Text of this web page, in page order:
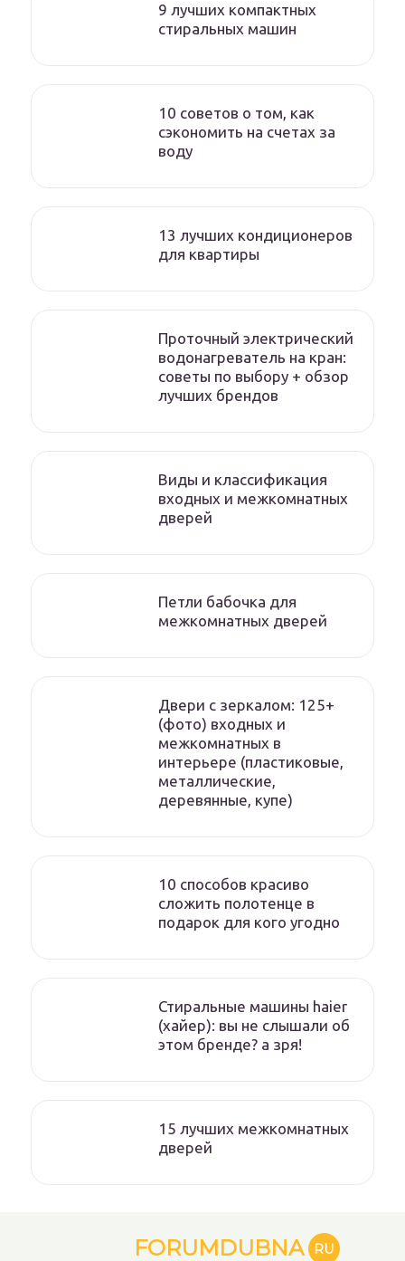
9 лучших компактных
стиральных машин
10 советов о том, как
сэкономить на счетах за
воду
13 лучших кондиционеров
для квартиры
Проточный электрический
водонагреватель на кран:
советы по выбору + обзор
лучших брендов
Виды и классификация
входных и межкомнатных
дверей
Петли бабочка для
межкомнатных дверей
Двери с зеркалом: 125+
(фото) входных и
межкомнатных в
интерьере (пластиковые,
металлические,
деревянные, купе)
10 способов красиво
сложить полотенце в
подарок для кого угодно
Стиральные машины haier
(хайер): вы не слышали об
этом бренде? а зря!
15 лучших межкомнатных
дверей
FORUMDUBNA RU